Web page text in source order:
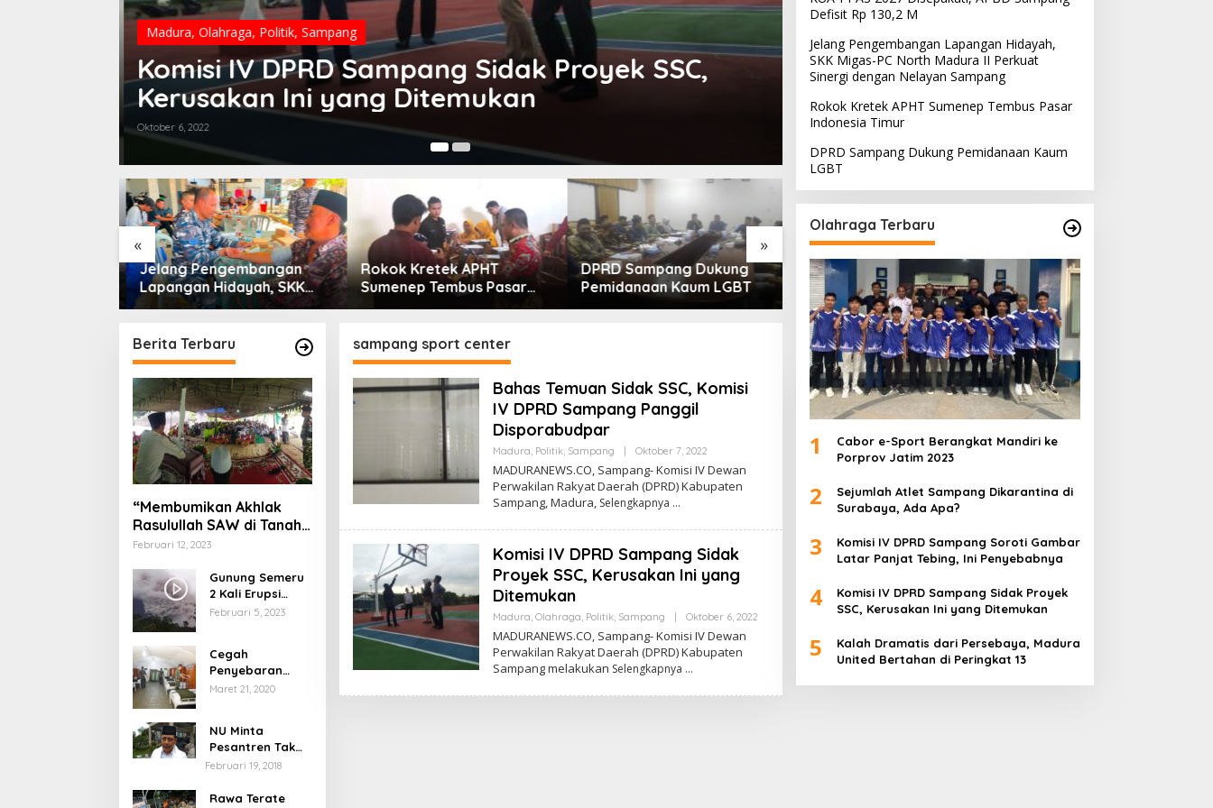
Madura, Olahraga, Politik, Sampang
Komisi IV DPRD Sampang Sidak Proyek SSC,
Kerusakan Ini yang Ditemukan
Oktober 6, 2022
Bahas Temuan Sidak SSC,
Sampang Panggil
Oktober 7, 2022
« »
Jelang Pengembangan
Lapangan Hidayah, SKK
Migas-PC North Madura II
Nelayan Sampang
Rokok Kretek APHT
Sumenep Tembus Pasar
Indonesia Timur
DPRD Sampang Dukung
Pemidanaan Kaum LGBT
PPD Desak PLN Madura
Evaluasi Program Lisdes
Sumenep, Ini Sebabnya
KUA-PPAS 2027 Disepakati,
APBD Sampang Defisit Rp
130,2 M
Berita Terbaru
“Membumikan Akhlak
Rasulullah SAW di Tanah
Nusantara”
Februari 12, 2023
Gunung Semeru
2 Kali Erupsi
dengan Tinggi
Februari 5, 2023
Cegah
Penyebaran
Virus Corona,
Pelayanan
Maret 21, 2020
NU Minta
Pesantren Tak
Terprovokasi
Februari 19, 2018
Rawa Terate
sampang sport center
Bahas Temuan Sidak SSC, Komisi
IV DPRD Sampang Panggil
Disporabudpar
Madura, Politik, Sampang Oktober 7, 2022Oleh
MADURANEWS.CO, Sampang- Komisi IV Dewan
Perwakilan Rakyat Daerah (DPRD) Kabupaten
Sampang, Madura, Selengkapnya
Komisi IV DPRD Sampang Sidak
Proyek SSC, Kerusakan Ini yang
Ditemukan
Madura, Olahraga, Politik, Sampang Oktober 6, 2022Oleh
MADURANEWS.CO, Sampang- Komisi IV Dewan
Perwakilan Rakyat Daerah (DPRD) Kabupaten
Sampang melakukan Selengkapnya
Defisit Rp 130,2 M
Jelang Pengembangan Lapangan Hidayah,
SKK Migas-PC North Madura II Perkuat
Sinergi dengan Nelayan Sampang
Rokok Kretek APHT Sumenep Tembus Pasar
Indonesia Timur
DPRD Sampang Dukung Pemidanaan Kaum
LGBT
Olahraga Terbaru
1
Cabor e-Sport Berangkat Mandiri ke
Porprov Jatim 2023
2
Sejumlah Atlet Sampang Dikarantina di
Surabaya, Ada Apa?
3
Komisi IV DPRD Sampang Soroti Gambar
Latar Panjat Tebing, Ini Penyebabnya
4
Komisi IV DPRD Sampang Sidak Proyek
SSC, Kerusakan Ini yang Ditemukan
5
Kalah Dramatis dari Persebaya, Madura
United Bertahan di Peringkat 13